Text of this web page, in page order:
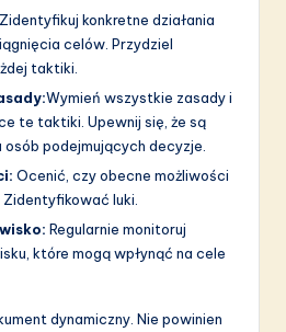
Zidentyfikuj konkretne działania
celów. Przydziel
taktiki.
Wymień wszystkie zasady i
te taktiki. Upewnij się, że są
podejmujących decyzje.
Ocenić, czy obecne możliwości
luki.
Regularnie monitoruj
które mogą wpłynąć na cele
dynamiczny. Nie powinien